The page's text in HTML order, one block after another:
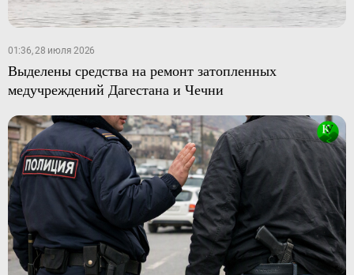
01:36, 28 июля 2026
Выделены средства на ремонт затопленных
медучреждений Дагестана и Чечни